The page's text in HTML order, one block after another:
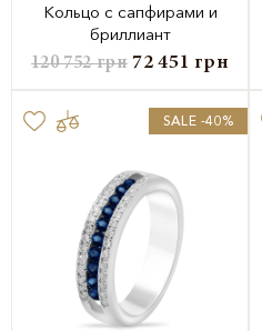
Кольцо с сапфирами и
бриллиант
120 752грн 72 451 грн
SALE -40%